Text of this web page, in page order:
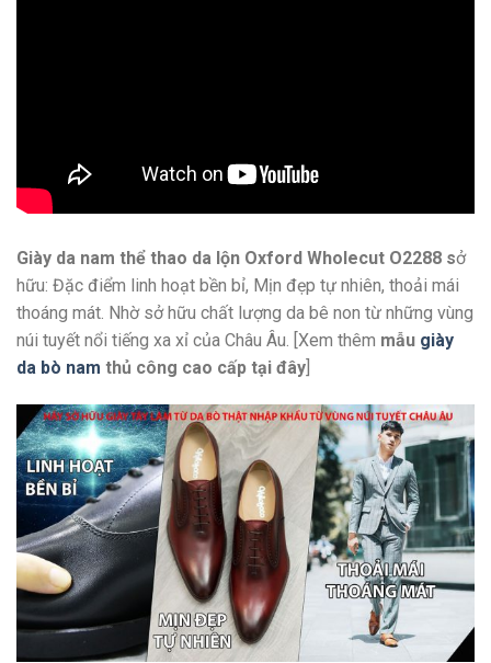
Giày da nam thể thao da lộn Oxford Wholecut O2288 sở
hữu: Đặc điểm linh hoạt bền bỉ, Mịn đẹp tự nhiên, thoải mái
thoáng mát. Nhờ sở hữu chất lượng da bê non từ những vùng
núi tuyết nổi tiếng xa xỉ của Châu Âu. [Xem thêm mẫu giày
da bò nam thủ công cao cấp tại đây